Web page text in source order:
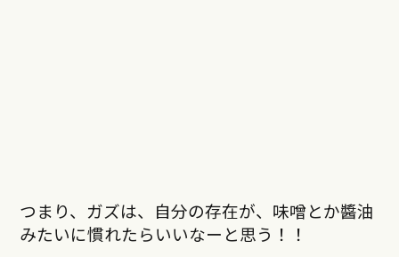
つまり、ガズは、自分の存在が、味噌とか醬油
みたいに慣れたらいいなーと思う！！